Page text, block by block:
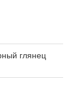
глянец